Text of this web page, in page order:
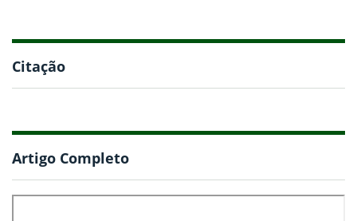
Citação
Artigo Completo